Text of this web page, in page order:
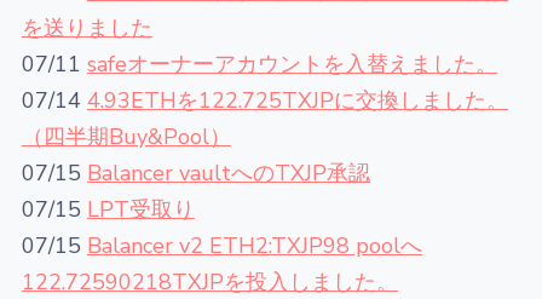
を送りました
07/11 safeオーナーアカウントを入替えました。
07/14 4.93ETHを122.725TXJPに交換しました。
（四半期Buy&Pool）
07/15 Balancer vaultへのTXJP承認
07/15 LPT受取り
07/15 Balancer v2 ETH2:TXJP98 poolへ
122.72590218TXJPを投入しました。